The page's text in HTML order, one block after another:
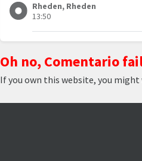
Rheden, Rheden
13:50
Oh no, Comentario
If you own this website, you